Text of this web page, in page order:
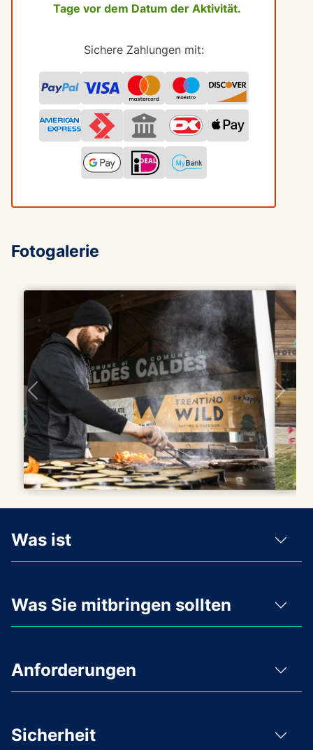
Tage vor dem Datum der Aktivität.
Sichere Zahlungen mit:
Fotogalerie
Was ist
Was Sie mitbringen sollten
Anforderungen
Sicherheit